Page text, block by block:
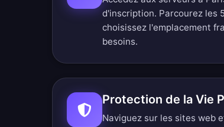
d'inscription. Parcourez les
choisissez l'emplacement
besoins.
Protection de la Vie
Naviguez sur les sites web